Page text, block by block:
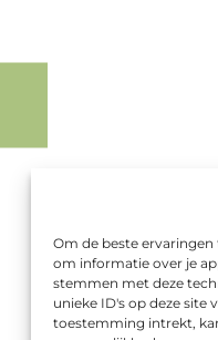
Om de beste
om informatie over je
stemmen met deze
unieke ID's op deze site
toestemming intrekt,